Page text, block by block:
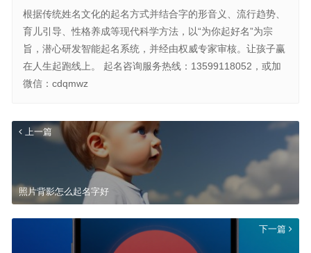
根据传统姓名文化的起名方式并结合字的形音义、流行趋势、
育儿引导、性格养成等现代科学方法，以“为你起好名”为宗
旨，潜心研发智能起名系统，并经由权威专家审核。让孩子赢
在人生起跑线上。 起名咨询服务热线：13599118052，或加
微信：cdqmwz
上一篇
照片背影怎么起名字好
下一篇